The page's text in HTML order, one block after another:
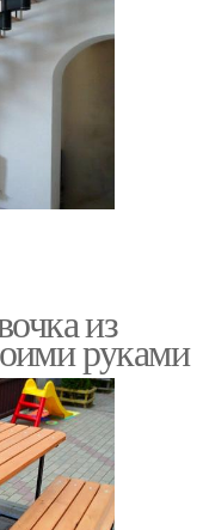
из
руками